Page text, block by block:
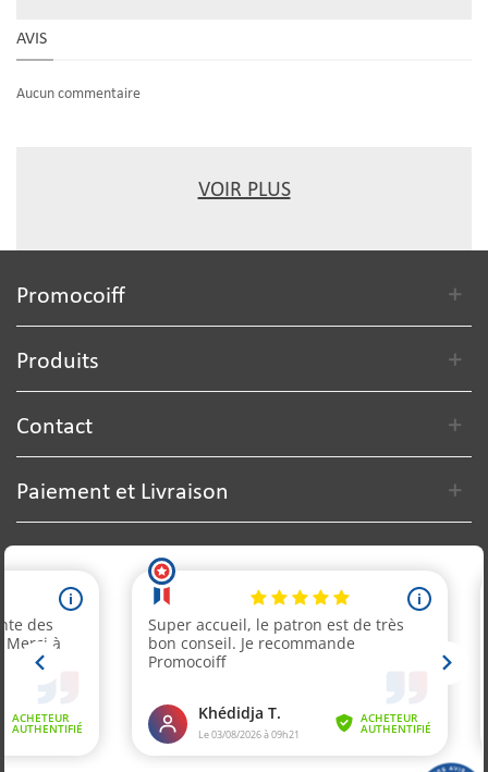
AVIS
Aucun commentaire
VOIR PLUS
Promocoiff
Produits
Contact
Paiement et Livraison